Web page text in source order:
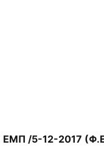
ΕΜΠ /5-12-2017